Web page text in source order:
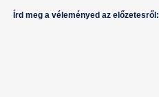
Írd meg a véleményed az előzetesről: